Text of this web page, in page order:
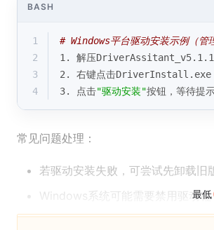
BASH
1
# Windows平台驱动安装示例（管
2
1. 解压
3
2. 右键点击DriverInstall.exe
4
3. 点击"驱动安装"按钮，等待提
常见问题处理：
若驱动安装失败，可尝试先卸载旧
Windows系统可能需要禁用驱动程
最低